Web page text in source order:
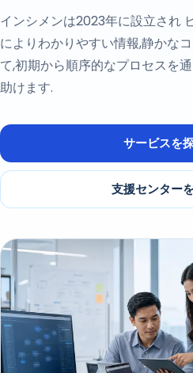
インシメンは2023年に設立され
によりわかりやすい情報,静かな
て,初期から順序的なプロセスを
助けます.
サービスを
支援センター